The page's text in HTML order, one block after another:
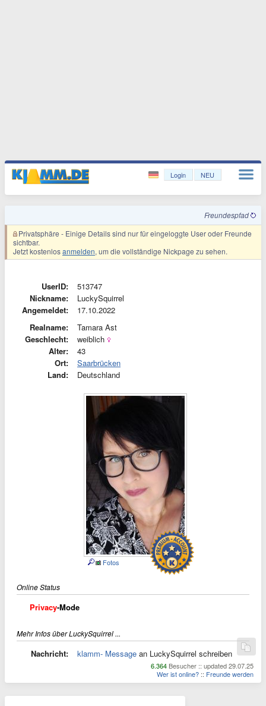
Login NEU
Freundespfad
Privatsphäre - Einige Details sind nur für eingeloggte User oder Freunde
sichtbar.
Jetzt kostenlosanmelden, um die vollständige Nickpage zu sehen.
UserID:
513747
Nickname:
LuckySquirrel
Angemeldet:
17.10.2022
Realname:
Tamara Ast
Geschlecht:
weiblich
Alter:
43
Ort:
Saarbrücken
Land:
Deutschland
Fotos
Online Status
Privacy-Mode
Mehr Infos über LuckySquirrel ...
Nachricht: klamm- Message an LuckySquirrel schreiben
6.364 Besucher :: updated 29.07.25
Wer ist online? :: Freunde werden